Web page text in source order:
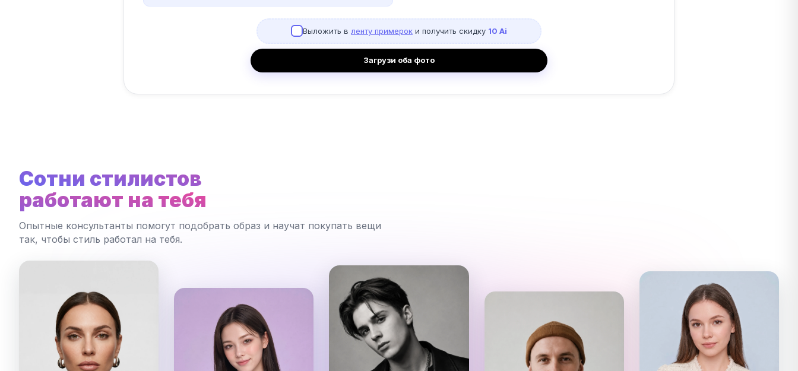
Выложить в ленту примерок и получить скидку 10 Ai
Загрузи оба фото
Сотни стилистов
работают на тебя
Опытные консультанты помогут подобрать образ и научат покупать вещи
так, чтобы стиль работал на тебя.